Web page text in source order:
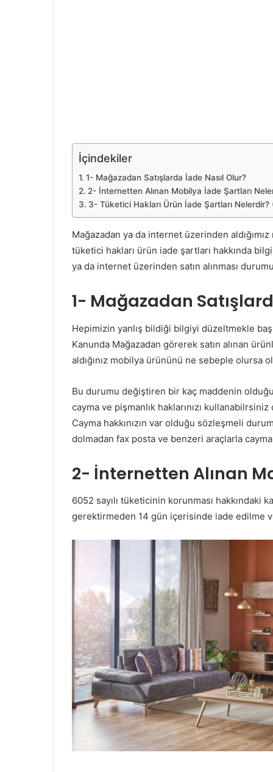
İçindekiler
1- Mağazadan Satışlarda İade Nasıl Olur?
2- İnternetten Alınan Mobilya İade Şartları
3- Tüketici Hakları Ürün İade Şartları
Mağazadan ya da internet üzerinden
tüketici hakları ürün iade şartları hakkında
ya da internet üzerinden satın alınması
1- Mağazadan
Hepimizin yanlış bildiği bilgiyi düzeltmekle
Kanunda Mağazadan görerek satın alınan
aldığınız mobilya ürününü ne sebeple olursa
Bu durumu değiştiren bir kaç maddenin
cayma ve pişmanlık haklarınızı
Cayma hakkınızın var olduğu sözleşmeli
dolmadan fax posta ve benzeri araçlarla
2- İnternetten Alınan
6052 sayılı tüketicinin korunması
gerektirmeden 14 gün içerisinde iade edilme